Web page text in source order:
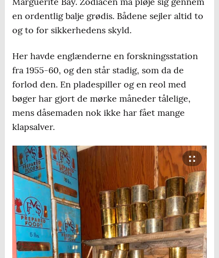
en ordentlig balje grødis. Bådene sejler altid to
og to for sikkerhedens skyld.
Her havde englænderne en forskningsstation
fra 1955-60, og den står stadig, som da de
forlod den. En pladespiller og en reol med
bøger har gjort de mørke måneder tålelige,
mens dåsemaden nok ikke har fået mange
klapsalver.